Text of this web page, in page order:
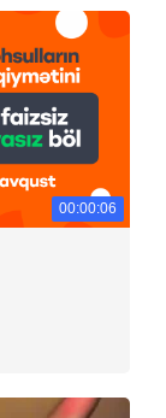
00:00:06